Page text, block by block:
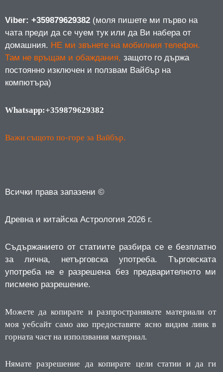
Viber: +359879629382 (моля пишете ми първо на
чата преди да се чуем тук или да Ви набера от
домашния. НЕ ми звънете на мобилния телефон.
Там не връщам и обаждания, защото го държа
постоянно изключен и ползвам Вайбър на
компютъра)
Whatsapp:+359879629382
Важи същото по-горе за Вайбър.
Всички права запазени ©
Древна и китайска Астрология 2026 г.
Съдържанието от статиите разбира се е безплатно
за лична, нетърговска употреба.
Търговската
употреба не е разрешена без предварителното ми
писмено разрешение.
Можете да копирате и разпространявате материали от
моя уебсайт само ако предоставяте ясно видим линк в
горната част на използвания материал.
Нямате разрешение да копирате цели статии и да ги